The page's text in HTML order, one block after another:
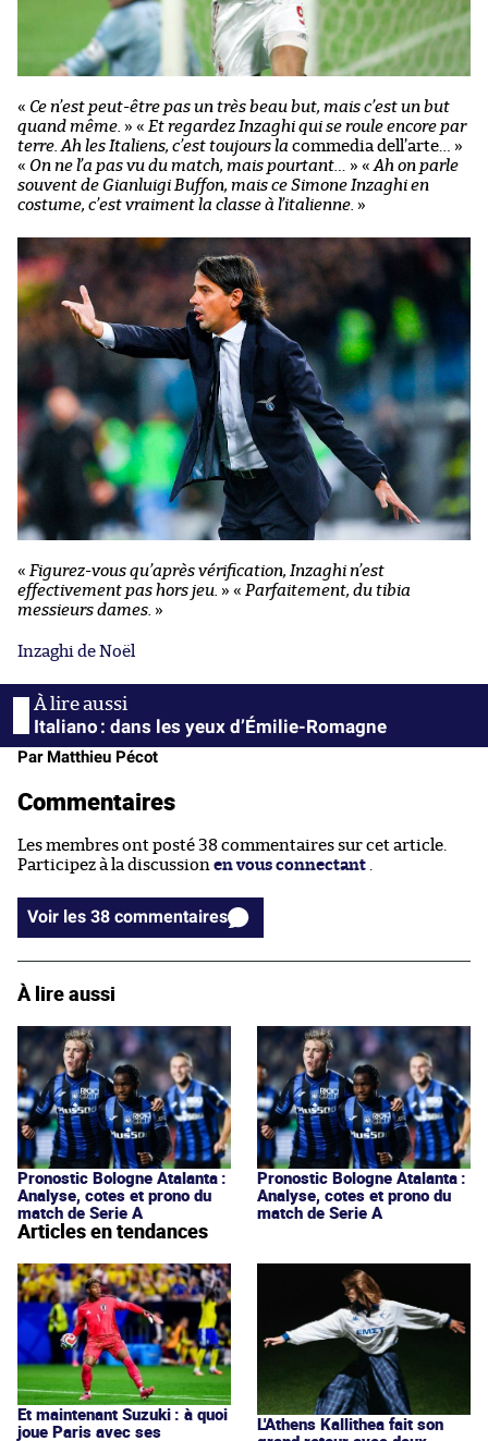
« Ce n’est peut-être pas un très beau but, mais c’est un but
quand même. » « Et regardez Inzaghi qui se roule encore par
terre. Ah les Italiens, c’est toujours la commedia dell’arte… »
« On ne l’a pas vu du match, mais pourtant… » « Ah on parle
souvent de Gianluigi Buffon, mais ce Simone Inzaghi en
costume, c’est vraiment la classe à l’italienne. »
« Figurez-vous qu’après vérification, Inzaghi n’est
effectivement pas hors jeu. » « Parfaitement, du tibia
messieurs dames. »
Inzaghi de Noël
Italiano : dans les yeux d’Émilie-Romagne
Par Matthieu Pécot
Commentaires
Les membres ont posté 38 commentaires sur cet article.
Participez à la discussion en vous connectant
Voir les 38 commentaires
À lire aussi
Pronostic Bologne Atalanta :
Analyse, cotes et prono du
match de Serie A
Pronostic Bologne Atalanta :
Analyse, cotes et prono du
match de Serie A
Articles en tendances
Et maintenant Suzuki : à quoi
joue Paris avec ses
L'Athens Kallithea fait son